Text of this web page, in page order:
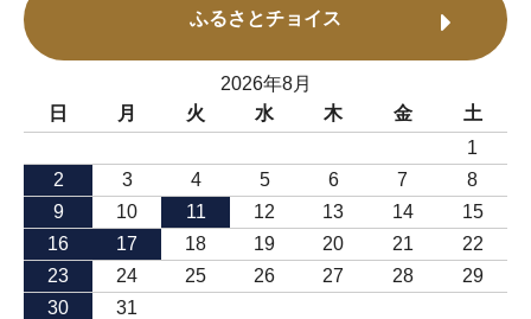
ふるさとチョイス
2026年8月
日
月 火 水 木 金
土
1
2
3 4 5 6 7
8
9
10 11 12 13 14
15
16
17 18 19 20 21
22
23
24 25 26 27 28
29
30
31